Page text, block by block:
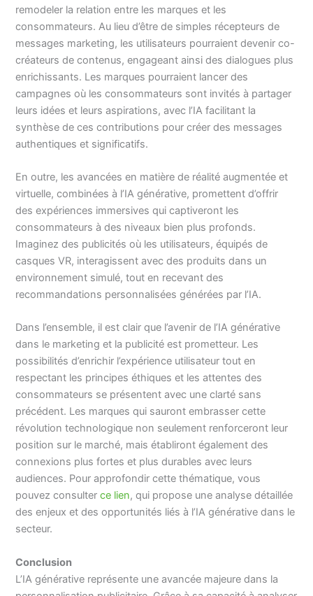
remodeler la relation entre les marques et les
consommateurs. Au lieu d’être de simples récepteurs de
messages marketing, les utilisateurs pourraient devenir co-
créateurs de contenus, engageant ainsi des dialogues plus
enrichissants. Les marques pourraient lancer des
campagnes où les consommateurs sont invités à partager
leurs idées et leurs aspirations, avec l’IA facilitant la
synthèse de ces contributions pour créer des messages
authentiques et significatifs.
En outre, les avancées en matière de réalité augmentée et
virtuelle, combinées à l’IA générative, promettent d’offrir
des expériences immersives qui captiveront les
consommateurs à des niveaux bien plus profonds.
Imaginez des publicités où les utilisateurs, équipés de
casques VR, interagissent avec des produits dans un
environnement simulé, tout en recevant des
recommandations personnalisées générées par l’IA.
Dans l’ensemble, il est clair que l’avenir de l’IA générative
dans le marketing et la publicité est prometteur. Les
possibilités d’enrichir l’expérience utilisateur tout en
respectant les principes éthiques et les attentes des
consommateurs se présentent avec une clarté sans
précédent. Les marques qui sauront embrasser cette
révolution technologique non seulement renforceront leur
position sur le marché, mais établiront également des
connexions plus fortes et plus durables avec leurs
audiences. Pour approfondir cette thématique, vous
pouvez consulterce lien, qui propose une analyse détaillée
des enjeux et des opportunités liés à l’IA générative dans le
secteur.
Conclusion
L’IA générative représente une avancée majeure dans la